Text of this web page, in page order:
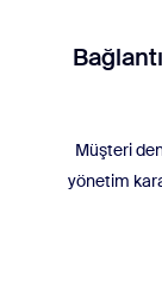
Müşteri
yönetim